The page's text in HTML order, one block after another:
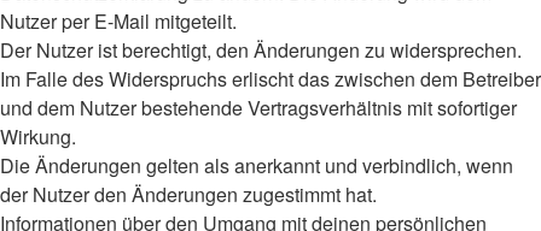
Nutzer per E-Mail mitgeteilt.
Der Nutzer ist berechtigt, den Änderungen zu widersprechen.
Im Falle des Widerspruchs erlischt das zwischen dem Betreiber
und dem Nutzer bestehende Vertragsverhältnis mit sofortiger
Wirkung.
Die Änderungen gelten als anerkannt und verbindlich, wenn
der Nutzer den Änderungen zugestimmt hat.
Informationen über den Umgang mit deinen persönlichen